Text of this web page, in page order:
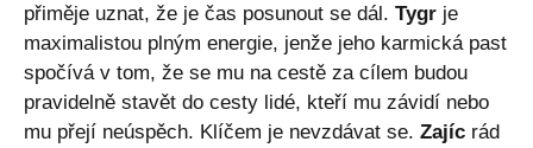
přiměje uznat, že je čas posunout se dál. Tygr je
maximalistou plným energie, jenže jeho karmická past
spočívá v tom, že se mu na cestě za cílem budou
pravidelně stavět do cesty lidé, kteří mu závidí nebo
mu přejí neúspěch. Klíčem je nevzdávat se. Zajíc rád